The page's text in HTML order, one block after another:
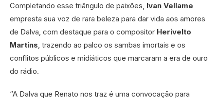
Completando esse triângulo de paixões, Ivan Vellame
empresta sua voz de rara beleza para dar vida aos amores
de Dalva, com destaque para o compositor Herivelto
Martins , trazendo ao palco os sambas imortais e os
conflitos públicos e midiáticos que marcaram a era de ouro
do rádio.
“A Dalva que Renato nos traz é uma convocação para